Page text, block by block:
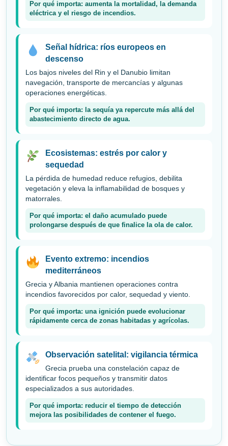
Por qué importa: aumenta la mortalidad, la demanda
eléctrica y el riesgo de incendios.
Señal hídrica: ríos europeos en
descenso
Los bajos niveles del Rin y el Danubio limitan
navegación, transporte de mercancías y algunas
operaciones energéticas.
Por qué importa: la sequía ya repercute más allá del
abastecimiento directo de agua.
Ecosistemas: estrés por calor y
sequedad
La pérdida de humedad reduce refugios, debilita
vegetación y eleva la inflamabilidad de bosques y
matorrales.
Por qué importa: el daño acumulado puede
prolongarse después de que finalice la ola de calor.
Evento extremo: incendios
mediterráneos
Grecia y Albania mantienen operaciones contra
incendios favorecidos por calor, sequedad y viento.
Por qué importa: una ignición puede evolucionar
rápidamente cerca de zonas habitadas y agrícolas.
Observación satelital: vigilancia térmica
Grecia prueba una constelación capaz de
identificar focos pequeños y transmitir datos
especializados a sus autoridades.
Por qué importa: reducir el tiempo de detección
mejora las posibilidades de contener el fuego.